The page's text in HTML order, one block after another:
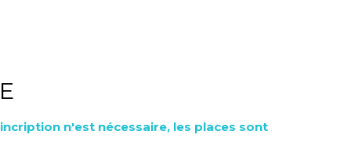
n'est nécessaire, les places sont